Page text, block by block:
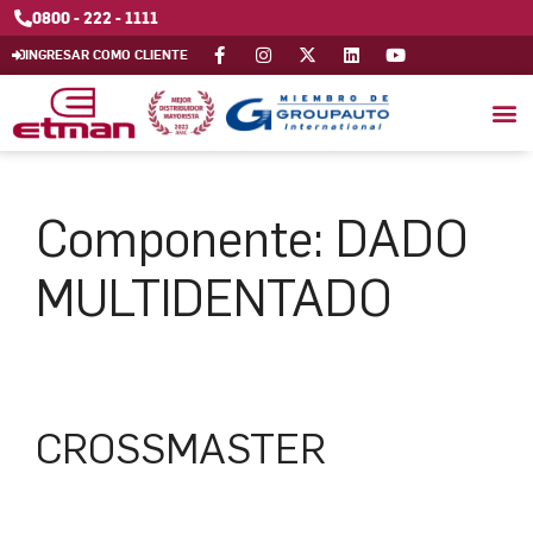
0800 - 222 - 1111
INGRESAR COMO CLIENTE
Componente: DADO
MULTIDENTADO
CROSSMASTER